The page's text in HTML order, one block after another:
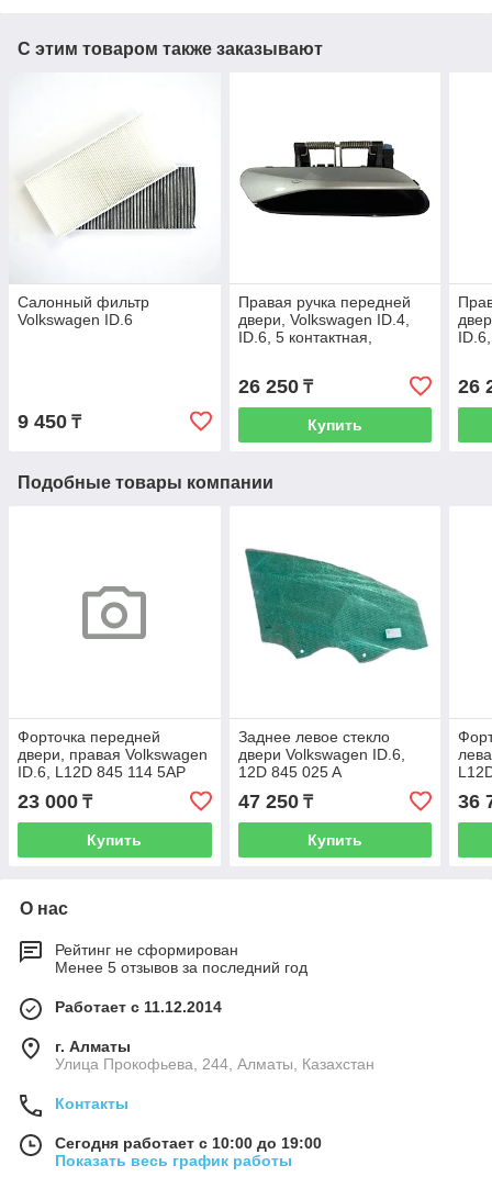
С этим товаром также заказывают
Салонный фильтр
Volkswagen ID.6
9 450 ₸
Правая ручка передней
двери, Volkswagen ID.4,
ID.6, 5 контактная,
26 250₸
Купить
26
Подобные товары компании
Форточка передней
двери, правая Volkswagen
ID.6, L12D 845 114 5AP
23 000 ₸
Купить
Заднее левое стекло
двери Volkswagen ID.6,
12D 845 025 A
47 250₸
Купить
36
О нас
Рейтинг не сформирован
Менее 5 отзывов за последний год
Работает с 11.12.2014
г. Алматы
​Улица Прокофьева, 244, Алматы, Казахстан
Контакты
Сегодня работает с 10:00 до 19:00
Показать весь график работы